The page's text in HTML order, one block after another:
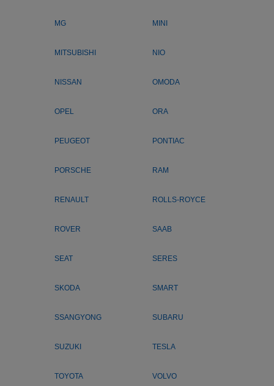
MG MINI
MITSUBISHI NIO
NISSAN OMODA
OPEL ORA
PEUGEOT PONTIAC
PORSCHE RAM
RENAULT ROLLS-ROYCE
ROVER SAAB
SEAT SERES
SKODA SMART
SSANGYONG SUBARU
SUZUKI TESLA
TOYOTA VOLVO